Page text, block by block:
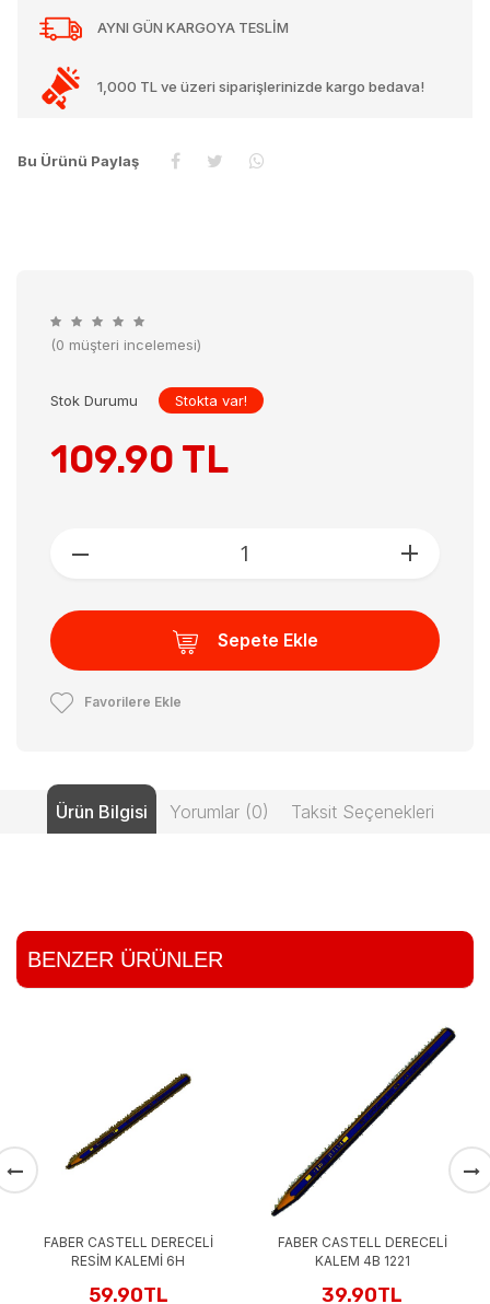
AYNI GÜN KARGOYA TESLİM
1,000 TL ve üzeri siparişlerinizde kargo bedava!
Bu Ürünü Paylaş
(0 müşteri incelemesi)
Stok Durumu Stokta var!
109.90 TL
Sepete Ekle
Favorilere Ekle
Ürün Bilgisi Yorumlar (0) Taksit Seçenekleri
BENZER ÜRÜNLER
FABER CASTELL DERECELİ
RESİM KALEMİ 6H
59.90TL
FABER CASTELL DERECELİ
KALEM 4B 1221
39.90TL